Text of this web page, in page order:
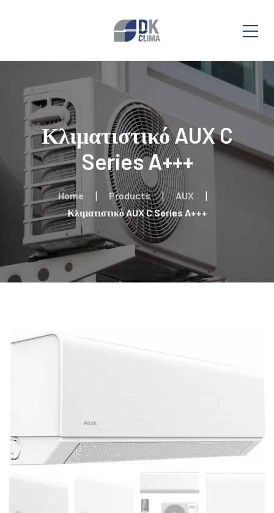
Κλιματιστικό AUX C
Series A+++
Home Products
AUX
Κλιματιστικό AUX C Series A+++